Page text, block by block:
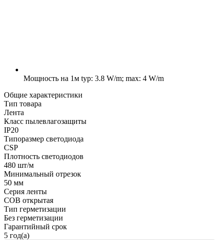
Мощность на 1м typ: 3.8 W/m; max: 4 W/m
Общие характеристики
Тип товара
Лента
Класс пылевлагозащиты
IP20
Типоразмер светодиода
CSP
Плотность светодиодов
480 шт/м
Минимальный отрезок
50 мм
Серия ленты
COB открытая
Тип герметизации
Без герметизации
Гарантийный срок
5 год(а)